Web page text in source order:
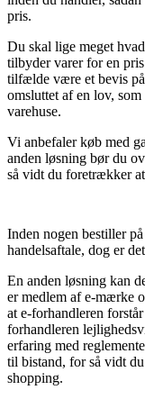
pris.
Du skal lige meget
tilbyder varer for en
tilfælde være et bevis
omsluttet af en lov,
varehuse.
Vi anbefaler køb med
anden løsning bør du
så vidt du foretrækker
Inden nogen bestiller
handelsaftale, dog er
En anden løsning kan
er medlem af e-mærke
at e-forhandleren
forhandleren
erfaring med
til bistand, for så vidt
shopping.